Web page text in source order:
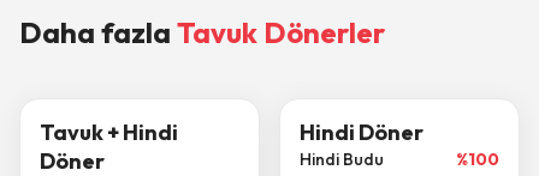
Daha fazla Tavuk Dönerler
Tavuk + Hindi
Döner
Hindi Döner
Hindi Budu %100